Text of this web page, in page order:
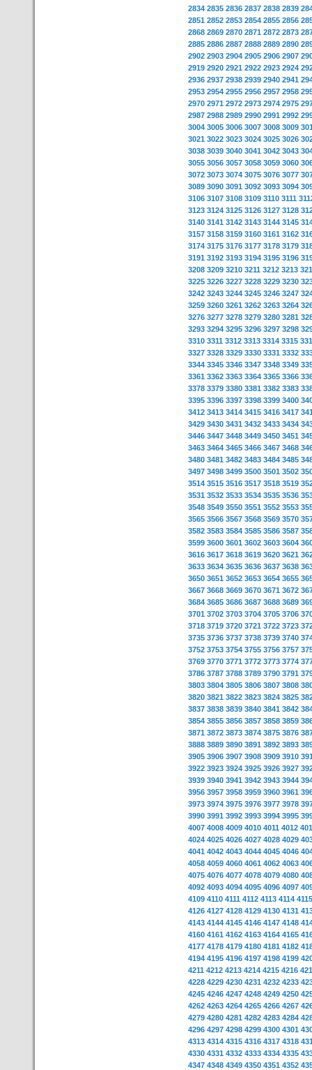
2834 2835 2836 2837 2838 2839
2851 2852 2853 2854 2855 2856
2868 2869 2870 2871 2872 2873
2885 2886 2887 2888 2889 2890
2902 2903 2904 2905 2906 2907
2919 2920 2921 2922 2923 2924
2936 2937 2938 2939 2940 2941
2953 2954 2955 2956 2957 2958
2970 2971 2972 2973 2974 2975
2987 2988 2989 2990 2991 2992
3004 3005 3006 3007 3008 3009
3021 3022 3023 3024 3025 3026
3038 3039 3040 3041 3042 3043
3055 3056 3057 3058 3059 3060
3072 3073 3074 3075 3076 3077
3089 3090 3091 3092 3093 3094
3106 3107 3108 3109 3110 3111
3123 3124 3125 3126 3127 3128
3140 3141 3142 3143 3144 3145
3157 3158 3159 3160 3161 3162
3174 3175 3176 3177 3178 3179
3191 3192 3193 3194 3195 3196
3208 3209 3210 3211 3212 3213
3225 3226 3227 3228 3229 3230
3242 3243 3244 3245 3246 3247
3259 3260 3261 3262 3263 3264
3276 3277 3278 3279 3280 3281
3293 3294 3295 3296 3297 3298
3310 3311 3312 3313 3314 3315
3327 3328 3329 3330 3331 3332
3344 3345 3346 3347 3348 3349
3361 3362 3363 3364 3365 3366
3378 3379 3380 3381 3382 3383
3395 3396 3397 3398 3399 3400
3412 3413 3414 3415 3416 3417
3429 3430 3431 3432 3433 3434
3446 3447 3448 3449 3450 3451
3463 3464 3465 3466 3467 3468
3480 3481 3482 3483 3484 3485
3497 3498 3499 3500 3501 3502
3514 3515 3516 3517 3518 3519
3531 3532 3533 3534 3535 3536
3548 3549 3550 3551 3552 3553
3565 3566 3567 3568 3569 3570
3582 3583 3584 3585 3586 3587
3599 3600 3601 3602 3603 3604
3616 3617 3618 3619 3620 3621
3633 3634 3635 3636 3637 3638
3650 3651 3652 3653 3654 3655
3667 3668 3669 3670 3671 3672
3684 3685 3686 3687 3688 3689
3701 3702 3703 3704 3705 3706
3718 3719 3720 3721 3722 3723
3735 3736 3737 3738 3739 3740
3752 3753 3754 3755 3756 3757
3769 3770 3771 3772 3773 3774
3786 3787 3788 3789 3790 3791
3803 3804 3805 3806 3807 3808
3820 3821 3822 3823 3824 3825
3837 3838 3839 3840 3841 3842
3854 3855 3856 3857 3858 3859
3871 3872 3873 3874 3875 3876
3888 3889 3890 3891 3892 3893
3905 3906 3907 3908 3909 3910
3922 3923 3924 3925 3926 3927
3939 3940 3941 3942 3943 3944
3956 3957 3958 3959 3960 3961
3973 3974 3975 3976 3977 3978
3990 3991 3992 3993 3994 3995
4007 4008 4009 4010 4011 4012
4024 4025 4026 4027 4028 4029
4041 4042 4043 4044 4045 4046
4058 4059 4060 4061 4062 4063
4075 4076 4077 4078 4079 4080
4092 4093 4094 4095 4096 4097
4109 4110 4111 4112 4113 4114 4115
4126 4127 4128 4129 4130 4131
4143 4144 4145 4146 4147 4148
4160 4161 4162 4163 4164 4165
4177 4178 4179 4180 4181 4182
4194 4195 4196 4197 4198 4199
4211 4212 4213 4214 4215 4216
4228 4229 4230 4231 4232 4233
4245 4246 4247 4248 4249 4250
4262 4263 4264 4265 4266 4267
4279 4280 4281 4282 4283 4284
4296 4297 4298 4299 4300 4301
4313 4314 4315 4316 4317 4318
4330 4331 4332 4333 4334 4335
4347 4348 4349 4350 4351 4352